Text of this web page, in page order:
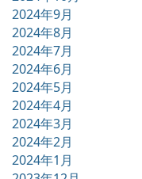
2024年9月
2024年8月
2024年7月
2024年6月
2024年5月
2024年4月
2024年3月
2024年2月
2024年1月